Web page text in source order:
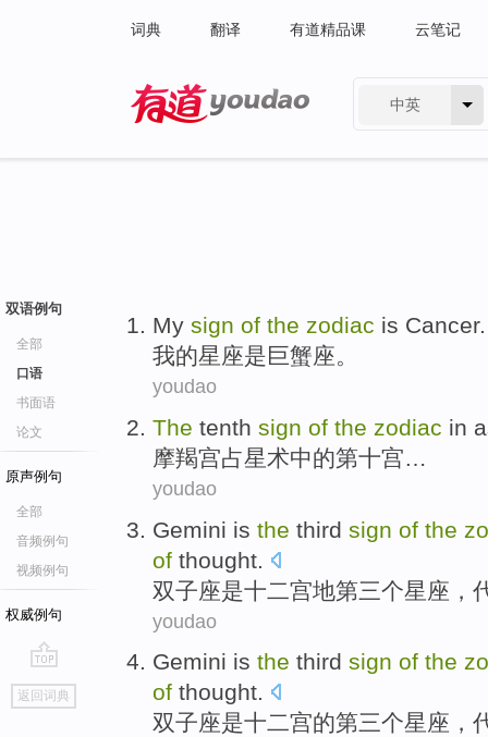
词典 翻译 有道精品课 云笔记
中英
双语例句
全部
口语
书面语
论文
原声例句
全部
音频例句
视频例句
权威例句
go
top
返回词典
My sign of the zodiac is Cancer.
我的星座是巨蟹座。
youdao
The tenth sign of the zodiac in
摩羯宫占星术中的第十宫…
youdao
Gemini is the third sign of the
of thought.
双子座是十二宫地第三个星座 ，
youdao
Gemini is the third sign of the
of thought.
双子座是十二宫的第三个星座 ，